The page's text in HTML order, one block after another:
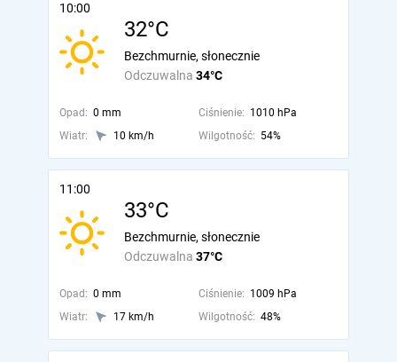
10:00
32°C
Odczuwalna 34°C
Bezchmurnie, słonecznie
Opad: 0 mm Ciśnienie: 1010 hPa
Wiatr:
10 km/h Wilgotność: 54%
11:00
33°C
Odczuwalna 37°C
Bezchmurnie, słonecznie
Opad: 0 mm Ciśnienie: 1009 hPa
Wiatr:
17 km/h Wilgotność: 48%